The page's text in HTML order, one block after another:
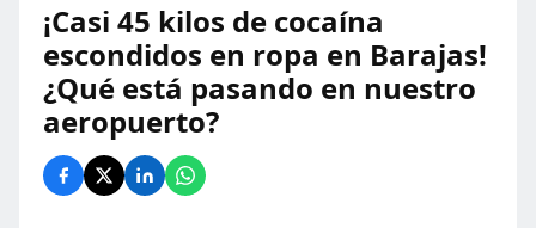
¡Casi 45 kilos de cocaína
escondidos en ropa en Barajas!
¿Qué está pasando en nuestro
aeropuerto?